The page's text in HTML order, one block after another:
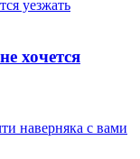
хочется